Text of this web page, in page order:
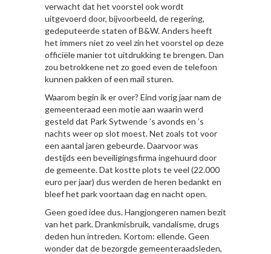
verwacht dat het voorstel ook wordt
uitgevoerd door, bijvoorbeeld, de regering,
gedeputeerde staten of B&W. Anders heeft
het immers niet zo veel zin het voorstel op deze
officiële manier tot uitdrukking te brengen. Dan
zou betrokkene net zo goed even de telefoon
kunnen pakken of een mail sturen.
Waarom begin ik er over? Eind vorig jaar nam de
gemeenteraad een motie aan waarin werd
gesteld dat Park Sytwende ’s avonds en ’s
nachts weer op slot moest. Net zoals tot voor
een aantal jaren gebeurde. Daarvoor was
destijds een beveiligingsfirma ingehuurd door
de gemeente. Dat kostte plots te veel (22.000
euro per jaar) dus werden de heren bedankt en
bleef het park voortaan dag en nacht open.
Geen goed idee dus. Hangjongeren namen bezit
van het park. Drankmisbruik, vandalisme, drugs
deden hun intreden. Kortom: ellende. Geen
wonder dat de bezorgde gemeenteraadsleden,